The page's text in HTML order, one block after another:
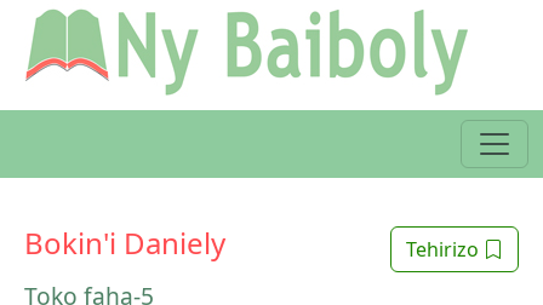
Tehirizo
Bokin'i Daniely
Toko faha-5